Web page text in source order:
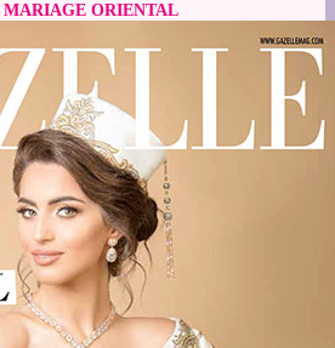
ORIENTAL